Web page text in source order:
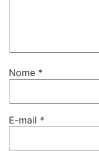
Nome *
E-mail *